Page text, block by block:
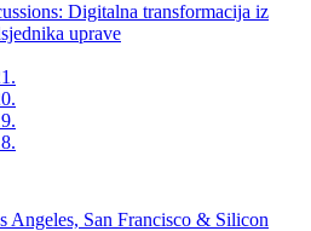
Digitalna transformacija iz
uprave
Angeles, San Francisco & Silicon